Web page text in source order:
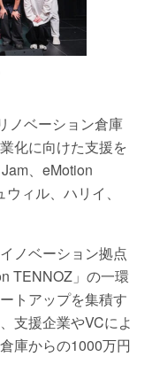
ノベーション倉庫
化に向けた支援を
、eMotion
ィル、ハリイ、
ノベーション拠点
TENNOZ」の一環
トアップを集積す
支援企業やVCによ
庫からの1000万円